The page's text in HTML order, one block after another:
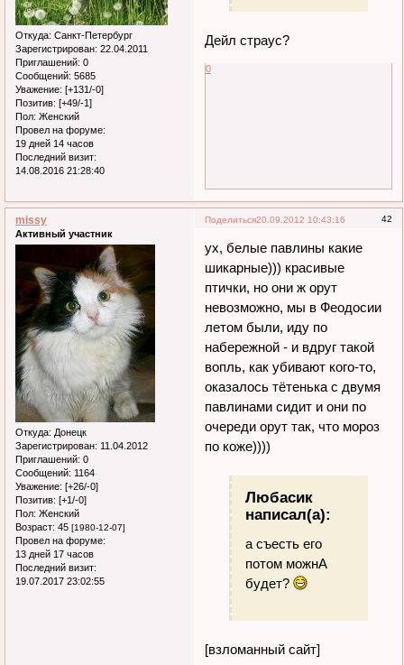
Откуда: Санкт-Петербург
Зарегистрирован: 22.04.2011
Приглашений: 0
Сообщений: 5685
Уважение: [+131/-0]
Позитив: [+49/-1]
Пол: Женский
Провел на форуме:
19 дней 14 часов
Последний визит:
14.08.2016 21:28:40
Дейл страус?
0
Поделиться 42
20.09.2012 10:43:16
missy
Активный участник
Откуда: Донецк
Зарегистрирован: 11.04.2012
Приглашений: 0
Сообщений: 1164
Уважение: [+26/-0]
Позитив: [+1/-0]
Пол: Женский
Возраст: 45 [1980-12-07]
Провел на форуме:
13 дней 17 часов
Последний визит:
19.07.2017 23:02:55
ух, белые павлины какие
шикарные))) красивые
птички, но они ж орут
невозможно, мы в Феодосии
летом были, иду по
набережной - и вдруг такой
вопль, как убивают кого-то,
оказалось тётенька с двумя
павлинами сидит и они по
очереди орут так, что мороз
по коже))))
Любасик
написал(а):
а съесть его
потом можнА
будет?
[взломанный сайт]